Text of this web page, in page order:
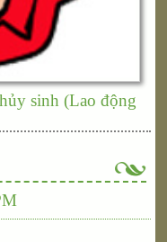
sinh (Lao động